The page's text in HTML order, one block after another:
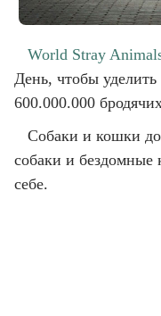
World Stray
День, чтобы
600.000.000
Собаки и кошки
собаки и бездомные
себе.